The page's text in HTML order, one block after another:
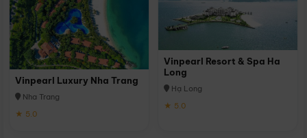
Vinpearl Luxury Nha Trang
Nha Trang
★ 5.0
Vinpearl Resort & Spa Ha
Long
Hạ Long
★ 5.0